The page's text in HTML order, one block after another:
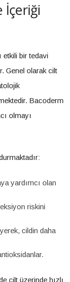
İçeriği
etkili bir tedavi
Genel olarak cilt
Bacoderm
olmayı
yardımcı olan
riskini
cildin daha
cilt üzerinde hızlı